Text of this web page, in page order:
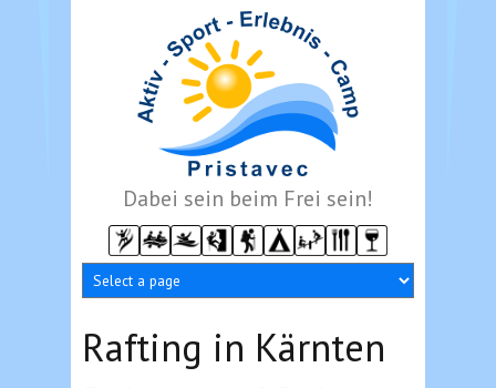
Dabei sein beim Frei sein!
Rafting in Kärnten